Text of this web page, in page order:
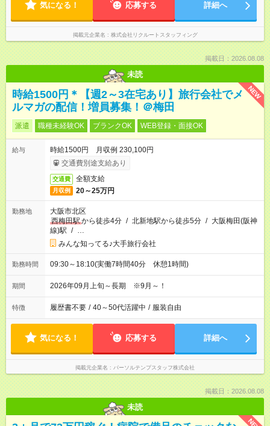
気になる！ 応募する 詳細へ
掲載元企業名 株式会社リクルートスタッフィング
掲載日：2026.08.08
未読
NEW
時給1500円＊【週2～3在宅あり】旅行会社でメ
ルマガの配信！増員募集！＠梅田
派遣 職種未経験OK ブランクOK WEB登録・面接OK
給与
時給1500円 月収例 230,100円
交通費別途支給あり
交通費 全額支給
月収例 20～25万円
勤務地
大阪市北区
西梅田駅から徒歩4分 / 北新地駅から徒歩5分 / 大阪梅田(阪神
線)駅 / …
みんな知ってる♪大手旅行会社
勤務時間 09:30～18:10(実働7時間40分 休憩1時間)
期間 2026年09月上旬～長期 ※9月～！
特徴 履歴書不要 / 40～50代活躍中 / 服装自由
気になる！ 応募する 詳細へ
掲載元企業名 パーソルテンプスタッフ株式会社
掲載日：2026.08.08
未読